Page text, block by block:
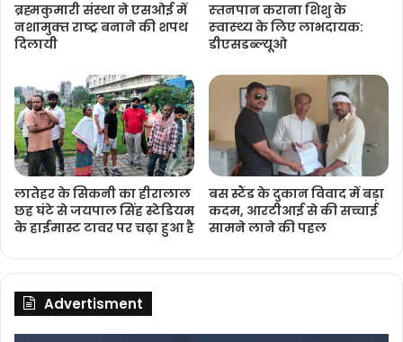
ब्रह्मकुमारी संस्‍था ने एसओई में
नशामुक्‍त राष्‍ट्र बनाने की शपथ
दिलायी
स्‍तनपान कराना शिशु के
स्‍वास्‍थ्‍य के लिए लाभदायक:
डीएसडब्‍ल्‍यूओ
लातेहर के सिकनी का हीरालाल
छह घंटे से जयपाल सिंह स्टेडियम
के हाईमास्ट टावर पर चढ़ा हुआ है
बस स्टैंड के दुकान विवाद में बड़ा
कदम, आरटीआई से की सच्चाई
सामने लाने की पहल
Advertisment